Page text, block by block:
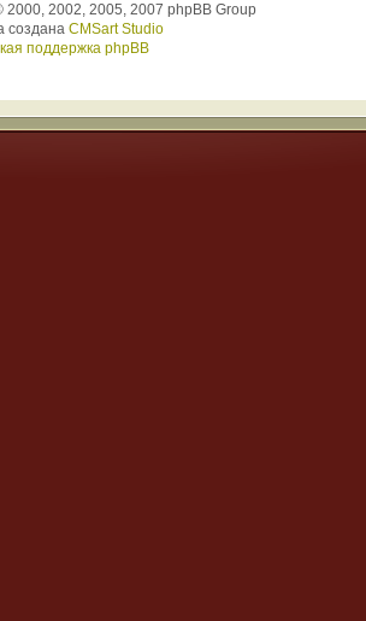
2002, 2005, 2007 phpBB Group
создана CMSart Studio
поддержка phpBB